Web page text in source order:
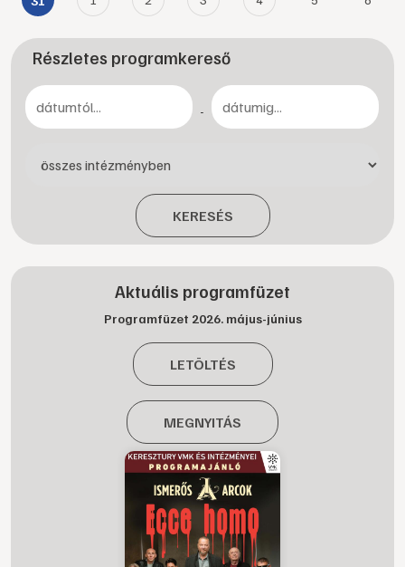
Részletes programkereső
-
KERESÉS
Aktuális programfüzet
Programfüzet 2026. május-június
LETÖLTÉS
MEGNYITÁS